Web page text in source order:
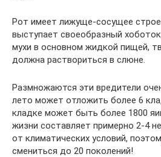
Рот имеет лижуще-сосущее
выступает своеобразный
мухи в основном жидкой пищей,
должна раствориться в слюне.
Размножаются эти вредители
лето может отложить более 6
кладке может быть более 1800
жизни составляет примерно 2-4
от климатических условий,
смениться до 20 поколений!